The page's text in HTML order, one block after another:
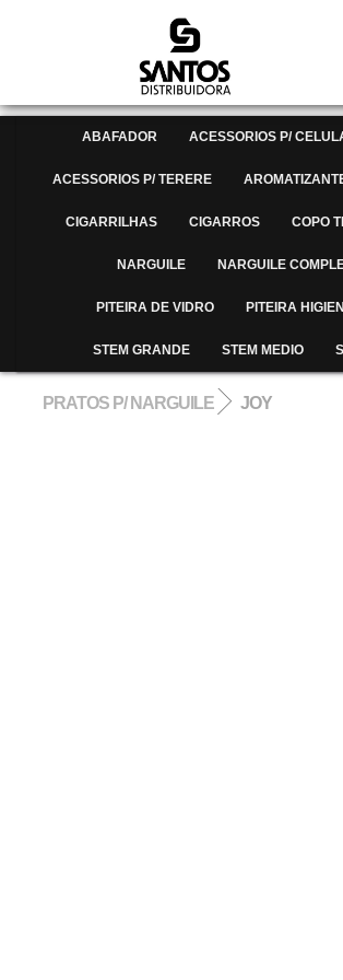
ABAFADOR ACESSORIOS P/
ACESSORIOS P/ TERERE
CIGARRILHAS CIGARROS COPO
NARGUILE NARGUILE
PITEIRA DE VIDRO PITEIRA
STEM GRANDE STEM MEDIO
PRATOS P/ NARGUILE JOY